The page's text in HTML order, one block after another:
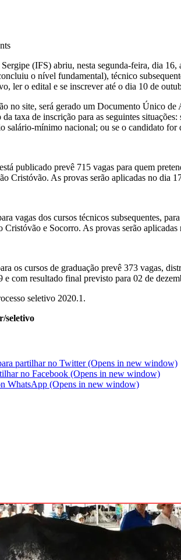
(IFS) abriu, nesta segunda-feira, dia
o nível fundamental), técnico
ler o edital e se inscrever até o dia 10 de
no site, será gerado um Documento Único
da taxa de inscrição para as seguintes
salário-mínimo nacional; ou se o candidato for
publicado prevê 715 vagas para quem
Cristóvão. As provas serão aplicadas no dia
vagas dos cursos técnicos subsequentes,
Cristóvão e Socorro. As provas serão
os cursos de graduação prevê 373 vagas,
e com resultado final previsto para 02 de
seletivo 2020.1.
seletivo
partilhar no Twitter (Opens in new window)
no Facebook (Opens in new window)
WhatsApp (Opens in new window)